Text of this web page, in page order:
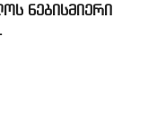
ნებისმიერი